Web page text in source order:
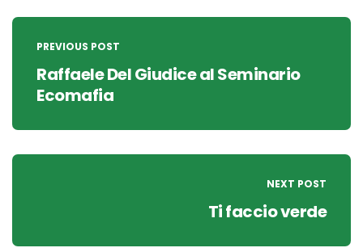
Post
navigation
PREVIOUS POST
Raffaele Del Giudice al Seminario
Ecomafia
NEXT POST
Ti faccio verde